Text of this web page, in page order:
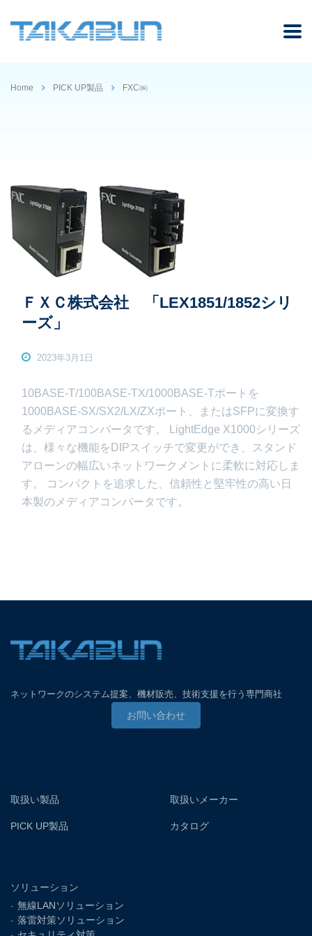
Home PICK UP製品 FXC㈱
ＦＸＣ株式会社 「LEX1851/1852シリ
ーズ」
2023年3月1日
10BASE-T/100BASE-TX/1000BASE-Tポートを
1000BASE-SX/SX2/LX/ZXポート、またはSFPに変換す
るメディアコンバータです。 LightEdge X1000シリーズ
は、様々な機能をDIPスイッチで変更ができ、スタンド
アローンの幅広いネットワークメントに柔軟に対応しま
す。 コンパクトを追求した、信頼性と堅牢性の高い日
本製のメディアコンバータです。
ネットワークのシステム提案、 機材販売、技術支援を行う専門商社
お問い合わせ
取扱い製品 取扱いメーカー
PICK UP製品 カタログ
ソリューション
無線LANソリューション
落雷対策ソリューション